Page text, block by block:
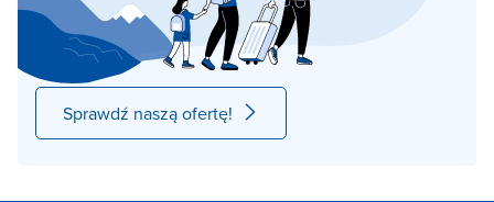
Sprawdź naszą ofertę!